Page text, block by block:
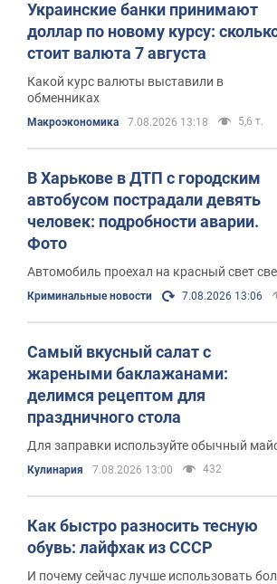
Украинские банки принимают
доллар по новому курсу:
стоит валюта 7 августа
Какой курс валюты выставили в
обменниках
Mакроэкономика 7.08.2026 13:18 5,6 т.
В Харькове в ДТП с городским
автобусом пострадали девять
человек: подробности аварии.
Фото
Автомобиль проехал на красный свет
Криминальные новости 7.08.2026 13:06
Самый вкусный салат с
жареными баклажанами:
делимся рецептом для
праздничного стола
Для заправки используйте обычный
Кулинария 7.08.2026 13:00 432
Как быстро разносить тесную
обувь: лайфхак из СССР
И почему сейчас лучше использовать